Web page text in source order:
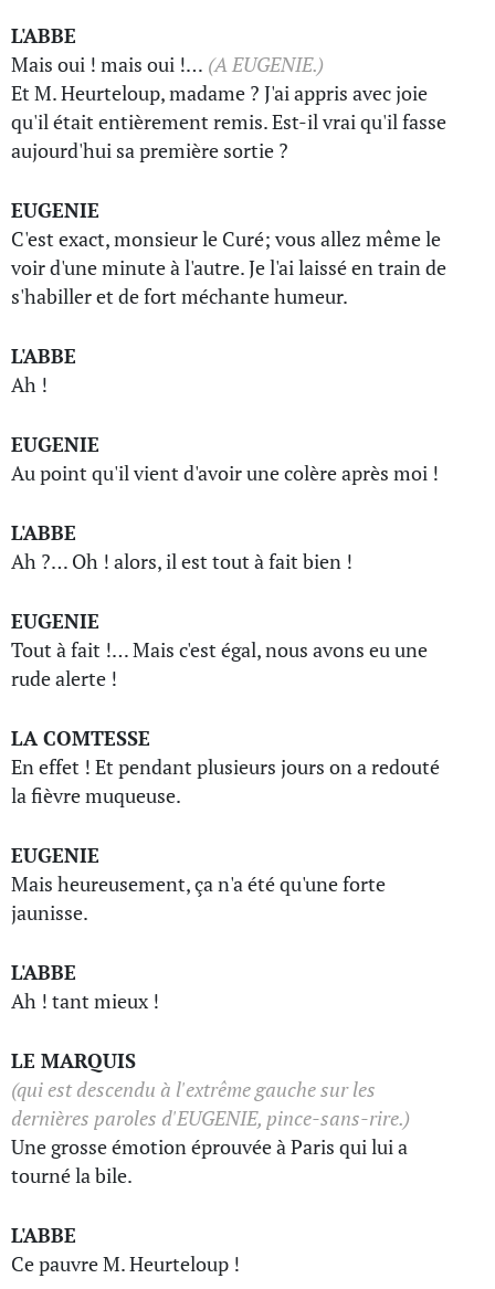
L'ABBE
Mais oui ! mais oui !… (A EUGENIE.)
Et M. Heurteloup, madame ? J'ai appris avec joie
qu'il était entièrement remis. Est-il vrai qu'il fasse
aujourd'hui sa première sortie ?
EUGENIE
C'est exact, monsieur le Curé; vous allez même le
voir d'une minute à l'autre. Je l'ai laissé en train de
s'habiller et de fort méchante humeur.
L'ABBE
Ah !
EUGENIE
Au point qu'il vient d'avoir une colère après moi !
L'ABBE
Ah ?… Oh ! alors, il est tout à fait bien !
EUGENIE
Tout à fait !… Mais c'est égal, nous avons eu une
rude alerte !
LA COMTESSE
En effet ! Et pendant plusieurs jours on a redouté
la fièvre muqueuse.
EUGENIE
Mais heureusement, ça n'a été qu'une forte
jaunisse.
L'ABBE
Ah ! tant mieux !
LE MARQUIS
(qui est descendu à l'extrême gauche sur les
dernières paroles d'EUGENIE, pince-sans-rire.)
Une grosse émotion éprouvée à Paris qui lui a
tourné la bile.
L'ABBE
Ce pauvre M. Heurteloup !